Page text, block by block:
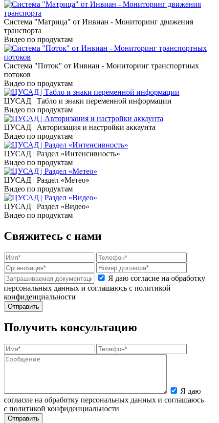
Система "Матрица" от Инвиан - Мониторинг движения
транспорта
Видео по продуктам
Система "Поток" от Инвиан - Мониторинг транспортных
потоков
Видео по продуктам
ЦУСАД | Табло и знаки переменной информации
Видео по продуктам
ЦУСАД | Авторизация и настройки аккаунта
Видео по продуктам
ЦУСАД | Раздел «Интенсивность»
Видео по продуктам
ЦУСАД | Раздел «Метео»
Видео по продуктам
ЦУСАД | Раздел «Видео»
Видео по продуктам
Свяжитесь с нами
Я даю согласие на обработку
персональных данных и соглашаюсь с политикой
конфиденциальности
Получить консультацию
Я даю
согласие на обработку персональных данных и соглашаюсь
с политикой конфиденциальности